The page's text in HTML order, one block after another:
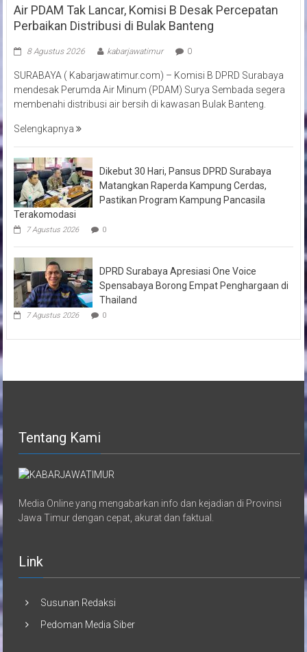
Air PDAM Tak Lancar, Komisi B Desak Percepatan
Perbaikan Distribusi di Bulak Banteng
8 Agustus 2026 kabarjawatimur 0
SURABAYA ( Kabarjawatimur.com) – Komisi B DPRD Surabaya
mendesak Perumda Air Minum (PDAM) Surya Sembada segera
membenahi distribusi air bersih di kawasan Bulak Banteng.
Selengkapnya
Dikebut 30 Hari, Pansus DPRD Surabaya
Matangkan Raperda Kampung Cerdas,
Pastikan Program Kampung Pancasila
Terakomodasi
7 Agustus 2026 0
DPRD Surabaya Apresiasi One Voice
Spensabaya Borong Empat Penghargaan di
Thailand
7 Agustus 2026 0
Tentang Kami
Media Online yang mengabarkan info dan kejadian di Provinsi
Jawa Timur dengan cepat, akurat dan faktual.
Link
Susunan Redaksi
Pedoman Media Siber